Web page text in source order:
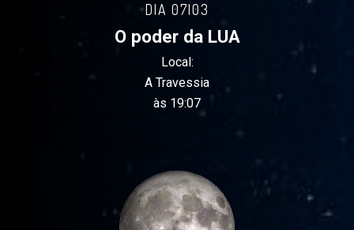
DIA 07|03
O poder da LUA
Local:
A Travessia
às 19:07